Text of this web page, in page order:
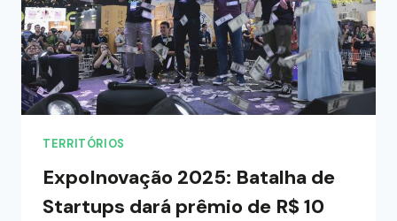
TERRITÓRIOS
ExpoInovação 2025: Batalha de
Startups dará prêmio de R$ 10